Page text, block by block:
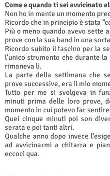
Come e quando ti sei avvicinato
Non ho in mente un momento
Ricordo che in principio è stata
Più o meno quando avevo sette
prove con la sua band in una
Ricordo subito il fascino per la
l’unico strumento che durante
rimaneva lì.
La parte della settimana che
prove successive, era il mio
Tutto per me si svolgeva in
minuti prima delle loro prove,
momento in cui potevo far
Quei cinque minuti poi son
serata e poi tanti altri.
Qualche anno dopo invece
ad avvicinarmi a chitarra e
eccoci qua.